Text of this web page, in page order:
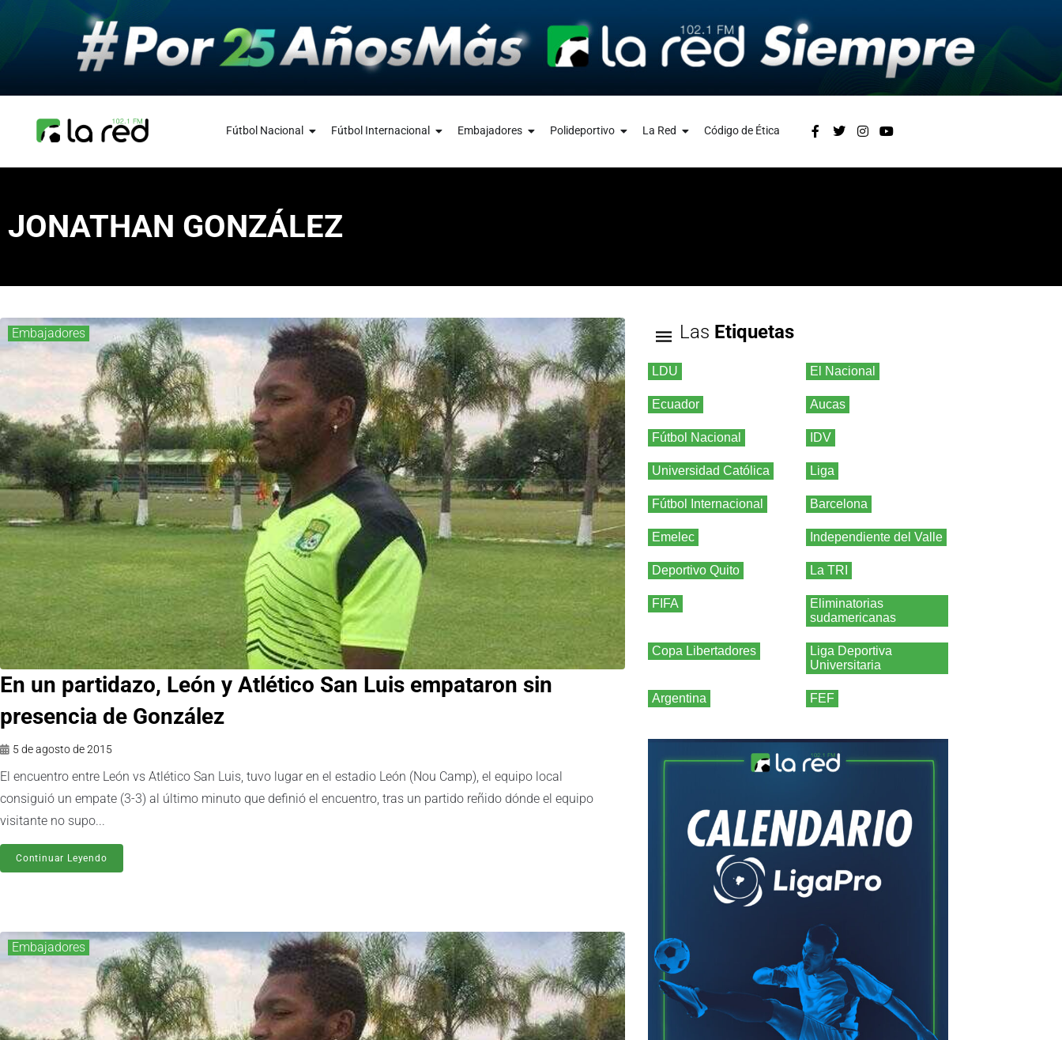
Fútbol Nacional Fútbol Internacional Embajadores Polideportivo La Red Código de Ética
JONATHAN GONZÁLEZ
Embajadores
En un partidazo, León y Atlético San Luis empataron sin
presencia de González
5 de agosto de 2015
El encuentro entre León vs Atlético San Luis, tuvo lugar en el estadio León (Nou Camp), el equipo local
consiguió un empate (3-3) al último minuto que definió el encuentro, tras un partido reñido dónde el equipo
visitante no supo...
Continuar Leyendo
Embajadores
Las Etiquetas
LDU El Nacional
Ecuador Aucas
Fútbol Nacional IDV
Universidad Católica Liga
Fútbol Internacional Barcelona
Emelec Independiente del Valle
Deportivo Quito La TRI
FIFA
Eliminatorias
sudamericanas
Copa Libertadores
Liga Deportiva
Universitaria
Argentina FEF